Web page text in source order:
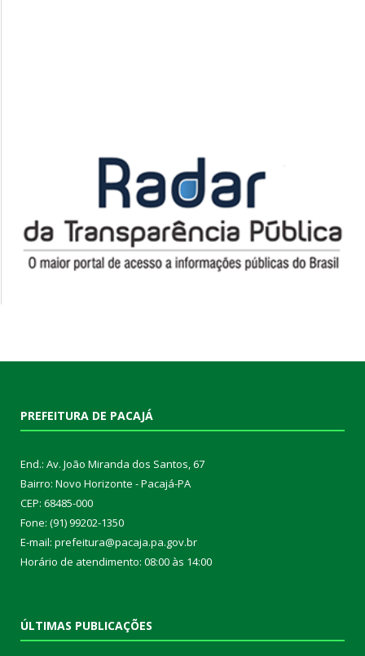
PREFEITURA DE PACAJÁ
End.: Av. João Miranda dos Santos, 67
Bairro: Novo Horizonte - Pacajá-PA
CEP: 68485-000
Fone: (91) 99202-1350
E-mail: prefeitura@pacaja.pa.gov.br
Horário de atendimento: 08:00 às 14:00
ÚLTIMAS PUBLICAÇÕES